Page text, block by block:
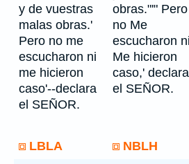
y de vuestras
malas obras.'
Pero no me
escucharon ni
me hicieron
caso'--declara
el SEÑOR.
obras."'" Pero
no Me
escucharon ni
Me hicieron
caso,' declara
el SEÑOR.
LBLA
NBLH